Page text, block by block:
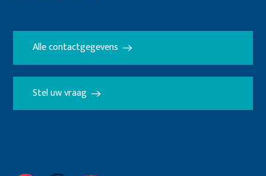
Alle contactgegevens
Stel uw vraag